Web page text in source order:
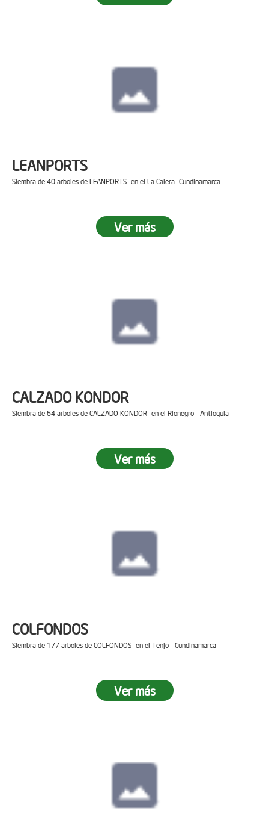
LEANPORTS
Siembra de 40 arboles de LEANPORTS en el La Calera- Cundinamarca
Ver más
CALZADO KONDOR
Siembra de 64 arboles de CALZADO KONDOR en el Rionegro - Antioquia
Ver más
COLFONDOS
Siembra de 177 arboles de COLFONDOS en el Tenjo - Cundinamarca
Ver más